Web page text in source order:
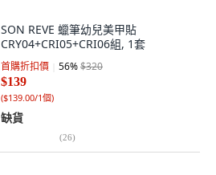
SON REVE 蠟筆幼兒美甲貼
CRY04+CRI05+CRI06組, 1套
首購折扣價 56%$320
$139
($139.00/1個)
缺貨
(26)